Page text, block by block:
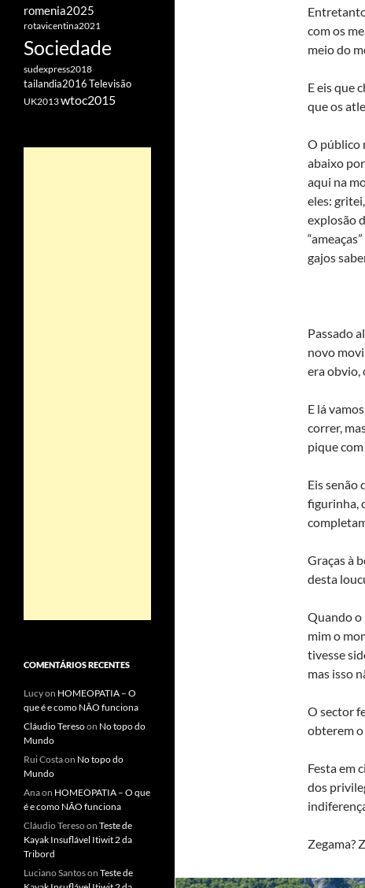
com os
meio do
E eis que
que os
O público
abaixo
aqui na
eles:
explosão
gajos
Passado
novo
era obvio,
E lá
correr,
pique
Eis senão
figurinha,
Graças à
desta
Quando o
mim o
tivesse
mas isso
O sector
obterem
Festa em
dos
Zegama?
romenia2025
rotavicentina2021
Sociedade
sudexpress2018
tailandia2016Televisão
UK2013wtoc2015
COMENTÁRIOS RECENTES
Lucyon HOMEOPATIA – O
que é e como NÃO funciona
Cláudio Teresoon No topo do
Mundo
Rui Costaon No topo do
Mundo
Anaon HOMEOPATIA – O que
é e como NÃO funciona
Cláudio Teresoon Teste de
Kayak Insuflável Itiwit 2 da
Tribord
Luciano Santoson Teste de